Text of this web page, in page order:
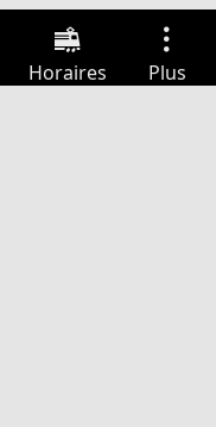
Horaires Plus